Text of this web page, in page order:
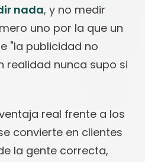
nada, y no medir
uno por la que un
"la publicidad no
realidad nunca supo si
real frente a los
convierte en clientes
la gente correcta,